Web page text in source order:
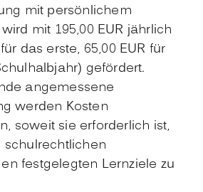
mit persönlichem
mit 195,00 EUR jährlich
das erste, 65,00 EUR für
gefördert.
angemessene
werden Kosten
soweit sie erforderlich ist,
festgelegten Lernziele zu